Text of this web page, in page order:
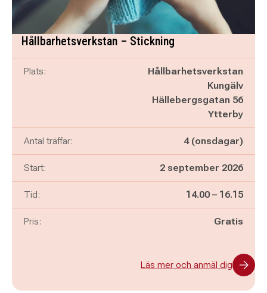
Hållbarhetsverkstan – Stickning
Plats:
Hållbarhetsverkstan
Kungälv
Hällebergsgatan 56
Ytterby
Antal träffar: 4 (onsdagar)
Start: 2 september 2026
Tid: Pågår mellan
14.00 – och
16.15
Pris: Gratis
Läs mer och anmäl dig